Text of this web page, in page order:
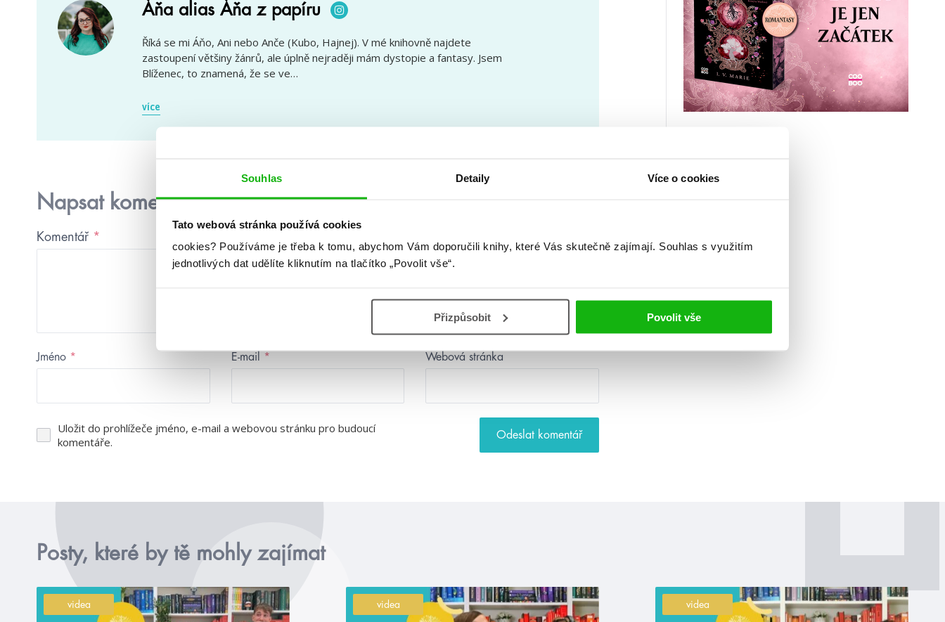
Souhlas Detaily Více o cookies
Tato webová stránka používá cookies
cookies? Používáme je třeba k tomu, abychom Vám doporučili knihy, které Vás skutečně zajímají. Souhlas s využitím
jednotlivých dat udělíte kliknutím na tlačítko „Povolit vše“.
Přizpůsobit Povolit vše
Áňa alias Áňa z papíru
Říká se mi Áňo, Ani nebo Anče (Kubo, Hajnej). V mé knihovně najdete
zastoupení většiny žánrů, ale úplně nejraději mám dystopie a fantasy. Jsem
Blíženec, to znamená, že se ve…
více
Napsat komentář
Komentář *
Jméno * E-mail * Webová stránka
Uložit do prohlížeče jméno, e-mail a webovou stránku pro budoucí
komentáře.
Posty, které by tě mohly zajímat
videa videa videa